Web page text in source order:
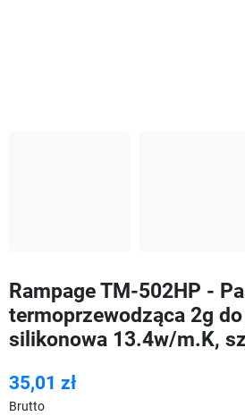
Rampage TM-502HP -
termoprzewodząca 2g
silikonowa 13.4w/m.K,
35,01 zł
Brutto